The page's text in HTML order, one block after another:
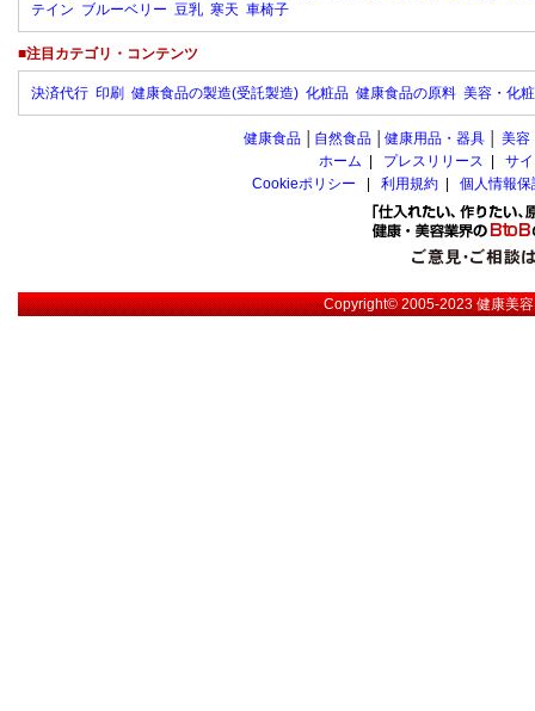
テイン ブルーベリー 豆乳 寒天 車椅子
■注目カテゴリ・コンテンツ
決済代行 印刷 健康食品の製造(受託製造) 化粧品 健康食品の原料 美容・化
健康食品 自然食品 健康用品・器具 美容
ホーム
プレスリリース
サ
Cookieポリシー
利用規約 個人情報
Copyright© 2005-2023健康美